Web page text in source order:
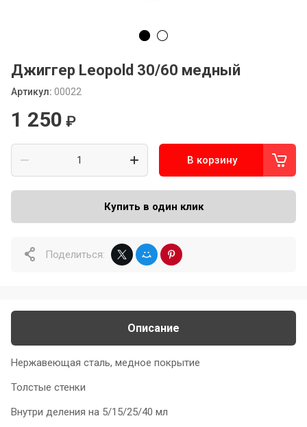
Джиггер Leopold 30/60 медный
Артикул: 00022
1 250 ₽
В корзину
Купить в один клик
Поделиться:
Описание
Нержавеющая сталь, медное покрытие
Толстые стенки
Внутри деления на 5/15/25/40 мл